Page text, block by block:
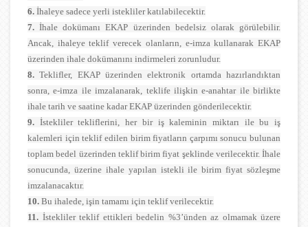
6. İhaleye sadece yerli istekliler katılabilecektir.
7. İhale dokümanı EKAP üzerinden bedelsiz olarak görülebilir.
Ancak, ihaleye teklif verecek olanların, e-imza kullanarak EKAP
üzerinden ihale dokümanını indirmeleri zorunludur.
8. Teklifler, EKAP üzerinden elektronik ortamda hazırlandıktan
sonra, e-imza ile imzalanarak, teklife ilişkin e-anahtar ile birlikte
ihale tarih ve saatine kadar EKAP üzerinden gönderilecektir.
9. İstekliler tekliflerini, her bir iş kaleminin miktarı ile bu iş
kalemleri için teklif edilen birim fiyatların çarpımı sonucu bulunan
toplam bedel üzerinden teklif birim fiyat şeklinde verilecektir. İhale
sonucunda, üzerine ihale yapılan istekli ile birim fiyat sözleşme
imzalanacaktır.
10. Bu ihalede, işin tamamı için teklif verilecektir.
11. İstekliler teklif ettikleri bedelin %3’ünden az olmamak üzere